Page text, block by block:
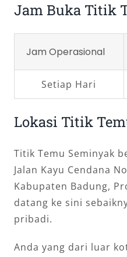
Jam Buka Titik
Jam Operasional
Setiap Hari
Lokasi Titik
Titik Temu Seminyak
Jalan Kayu Cendana
Kabupaten Badung,
datang ke sini
pribadi.
Anda yang dari luar